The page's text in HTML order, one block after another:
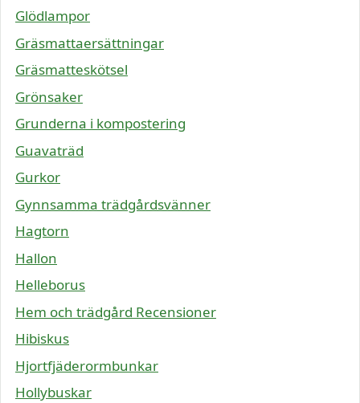
Glödlampor
Gräsmattaersättningar
Gräsmatteskötsel
Grönsaker
Grunderna i kompostering
Guavaträd
Gurkor
Gynnsamma trädgårdsvänner
Hagtorn
Hallon
Helleborus
Hem och trädgård Recensioner
Hibiskus
Hjortfjäderormbunkar
Hollybuskar